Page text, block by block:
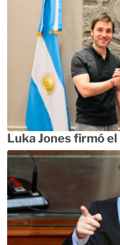
Luka Jones firmó el